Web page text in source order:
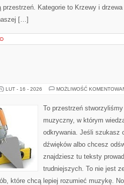
przestrzeń. Kategorie to Krzewy i drzewa
[…]
LUT - 16 - 2026 MOŻLIWOŚĆ
To przestrzeń
muzyczny, w którym
odkrywania. Jeśli szukasz
dźwięków albo chcesz
znajdziesz tu teksty
trudniejszych. To nie jest
które chcą lepiej rozumieć muzykę.